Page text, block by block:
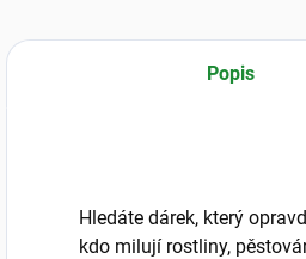
Popis
Hledáte dárek, který
kdo milují rostliny,